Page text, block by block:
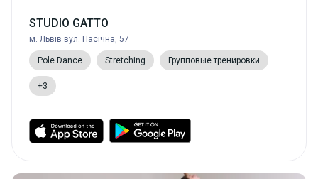
STUDIO GATTO
м. Львів вул. Пасічна, 57
Pole Dance Stretching Групповые тренировки
+3